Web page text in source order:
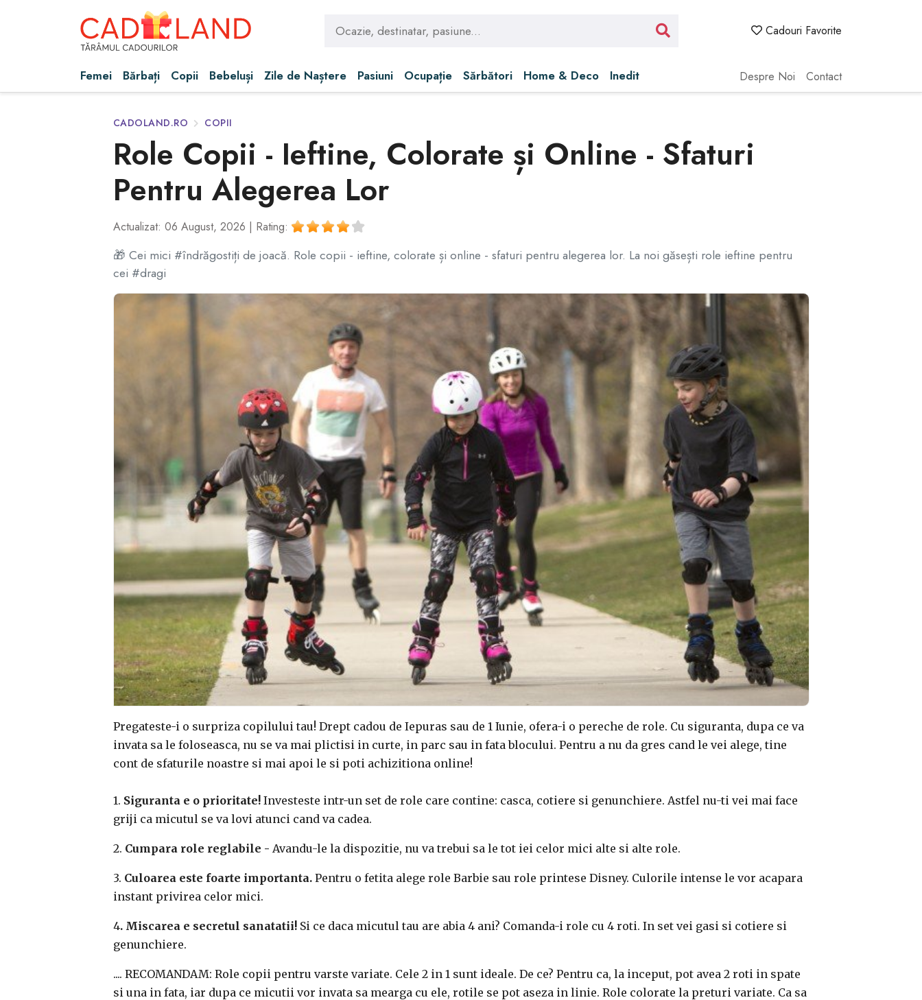
Cadouri Favorite
Femei Bărbați Copii Bebeluși Zile de Naștere Pasiuni Ocupație Sărbători Home & Deco Inedit Despre Noi Contact
CADOLAND.RO COPII
Role Copii - Ieftine, Colorate și Online - Sfaturi
Pentru Alegerea Lor
Actualizat: 06 August, 2026 | Rating:
🎁 Cei mici #îndrăgostiți de joacă. Role copii - ieftine, colorate și online - sfaturi pentru alegerea lor. La noi găsești role ieftine pentru
cei #dragi
Pregateste-i o surpriza copilului tau! Drept cadou de Iepuras sau de 1 Iunie, ofera-i o pereche de role. Cu siguranta, dupa ce va
invata sa le foloseasca, nu se va mai plictisi in curte, in parc sau in fata blocului. Pentru a nu da gres cand le vei alege, tine
cont de sfaturile noastre si mai apoi le si poti achizitiona online!
1. Siguranta e o prioritate!Investeste intr-un set de role care contine: casca, cotiere si genunchiere. Astfel nu-ti vei mai face
griji ca micutul se va lovi atunci cand va cadea.
2. Cumpara role reglabile - Avandu-le la dispozitie, nu va trebui sa le tot iei celor mici alte si alte role.
3. Culoarea este foarte importanta.Pentru o fetita alege role Barbie sau role printese Disney. Culorile intense le vor acapara
instant privirea celor mici.
4. Miscarea e secretul sanatatii! Si ce daca micutul tau are abia 4 ani? Comanda-i role cu 4 roti. In set vei gasi si cotiere si
genunchiere.
.... RECOMANDAM: Role copii pentru varste variate. Cele 2 in 1 sunt ideale. De ce? Pentru ca, la inceput, pot avea 2 roti in spate
si una in fata, iar dupa ce micutii vor invata sa mearga cu ele, rotile se pot aseza in linie. Role colorate la preturi variate. Ca sa